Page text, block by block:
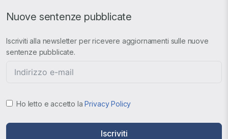
Nuove sentenze pubblicate
Iscriviti alla newsletter per ricevere aggiornamenti sulle nuove
sentenze pubblicate.
Ho letto e accetto laPrivacy Policy
Iscriviti